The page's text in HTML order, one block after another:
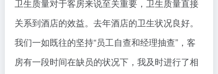
卫生质量对于客房来说至关重要，卫生质量直接
关系到酒店的效益。去年酒店的卫生状况良好。
我们一如既往的坚持“员工自查和经理抽查”，客
房有一段时间在缺员的状况下，我及时进行了相